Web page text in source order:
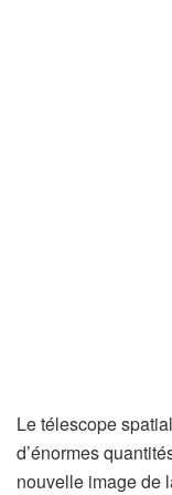
Le télescope
d’énormes
nouvelle image de